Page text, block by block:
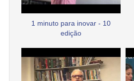
1 minuto para inovar - 10
edição